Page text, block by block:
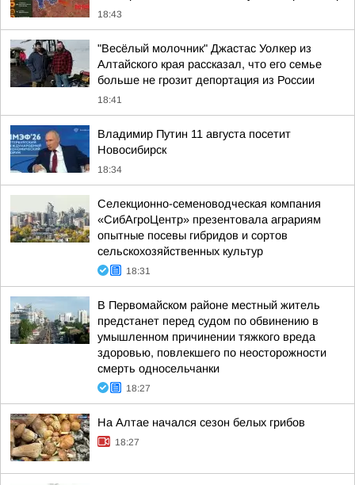
18:43
"Весёлый молочник" Джастас Уолкер из
Алтайского края рассказал, что его семье
больше не грозит депортация из России
18:41
Владимир Путин 11 августа посетит
Новосибирск
18:34
Cелекционно-семеноводческая компания
«СибАгроЦентр» презентовала аграриям
опытные посевы гибридов и сортов
сельскохозяйственных культур
18:31
В Первомайском районе местный житель
предстанет перед судом по обвинению в
умышленном причинении тяжкого вреда
здоровью, повлекшего по неосторожности
смерть односельчанки
18:27
На Алтае начался сезон белых грибов
18:27